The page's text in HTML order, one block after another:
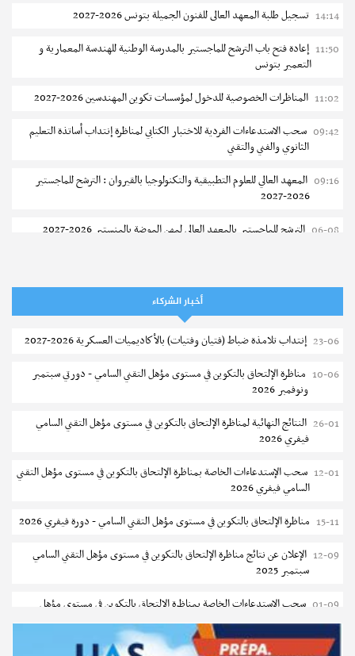
مناظرات انتداب
مناظرة لإنتداب تلامذة ضباط صف لفائدة جيش البر (فتيان وفتيات)
نشر في07-07-2026 – مطالعات : 3201
مناظرات الانتداب بوزارة الدفاع الوطني 2026
14:14 تسجيل طلبة المعهد العالى للفنون الجميلة بتونس 2026-2027
11:50 إعادة فتح باب الترشح للماجستير بالمدرسة الوطنية للهندسة المعمارية و
التعمير بتونس
11:02 المناظرات الخصوصية للدخول لمؤسسات تكوين المهندسين 2026-2027
09:42 سحب الاستدعاءات الفردية للاختبار الكتابي لمناظرة إنتداب أساتذة التعليم
الثانوي والفني والتقني
09:16 المعهد العالي للعلوم التطبيقية والتكنولوجيا بالقيروان : الترشح للماجستير
2026-2027
06-08 الترشح للماجستير بالمعهد العالي لمهن الموضة بالمنستير 2026-2027
تمديد آجال الترشح للماجستير بالمعهد العالي لعلوم و تقنيات المياه بقابس
2026-2027
05-08
بلاغ حول مواعيد الترسيم المدرسي عن بعد بعنوان السنة الدراسية 2026-
الإعلان عن نتائج الدورة الرئيسية للتوجيه الجامعي - باكالوريا 2026
05-08 فتح مناظرة لإنتداب عرفاء بسلك الحرس الوطني لسنة 2026
المعهد العالي للرياضة و التربية البدنية بقصر السعيد : ترسيم السنوات الثانية
كلية العلوم الإقتصادية والتصرف بسوسة : الترشح لماجستير مهني جديد
05-08
2027
أخبار الشركاء
23-06 إنتداب تلامذة ضباط (فتيان وفتيات) بالأكاديميات العسكرية 2026-2027
10-06 مناظرة الإلتحاق بالتكوين في مستوى مؤهل التقني السامي - دورتي سبتمبر
ونوفمبر 2026
26-01 النتائج النهائية لمناظرة الإلتحاق بالتكوين في مستوى مؤهل التقني السامي
فيفري 2026
12-01 سحب الإستدعاءات الخاصة بمناظرة الإلتحاق بالتكوين في مستوى مؤهل التقني
السامي فيفري 2026
15-11 مناظرة الإلتحاق بالتكوين في مستوى مؤهل التقني السامي - دورة فيفري 2026
12-09 الإعلان عن نتائج مناظرة الإلتحاق بالتكوين في مستوى مؤهل التقني السامي
سبتمبر 2025
01-09 سحب الإستدعاءات الخاصة بمناظرة الإلتحاق بالتكوين في مستوى مؤهل
التقني السامي سبتمبر 2025